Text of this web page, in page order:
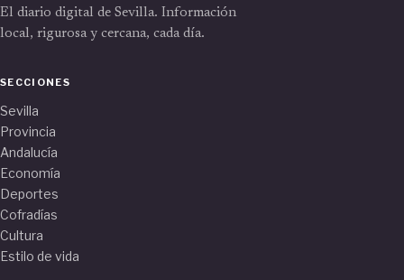
El diario digital de Sevilla. Información
local, rigurosa y cercana, cada día.
SECCIONES
Sevilla
Provincia
Andalucía
Economía
Deportes
Cofradías
Cultura
Estilo de vida